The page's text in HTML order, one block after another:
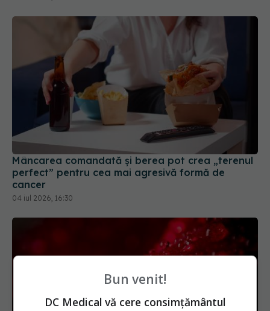
Mâncarea comandată și berea pot crea „terenul
perfect” pentru cea mai agresivă formă de
cancer
04 iul 2026, 16:30
Bun venit!
DC Medical vă cere consimțământul